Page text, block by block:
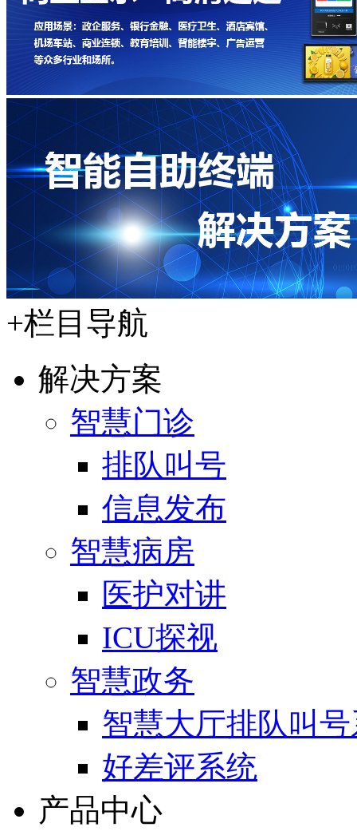
+栏目导航
解决方案
智慧门诊
排队叫号
信息发布
智慧病房
医护对讲
ICU探视
智慧政务
智慧大厅排队叫
好差评系统
产品中心